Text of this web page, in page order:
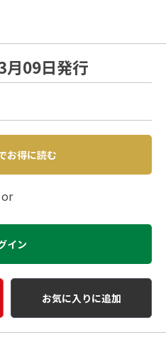
09日発行
お得に読む
or
イン
お気に入りに追加